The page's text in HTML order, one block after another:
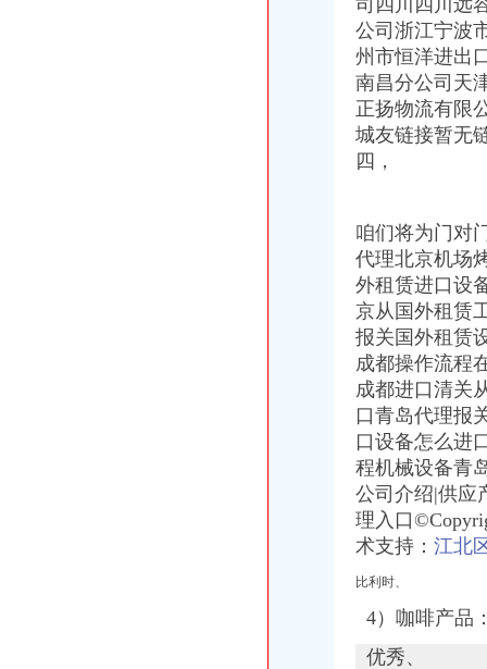
官员无能,东莞市横沥镇六加洲违建不处理_【微信:ugucci】香奈尔
开家饭店要多少钱？在学校旁边的那种,现在开还可以吗？哟啊办什么
818我的现任和前夫,说说中美两国男人的异同,外加请教工作问题。
因本人怀孕,急转让一张刚办的杰司健身卡（加洲光）-Powered
北京兰迪花卉精品有限公司等35户外商投资企业被依法吊销营业执照
2018北美洲旅游攻略,北美洲自由行攻略,马蜂窝北美洲出游攻略游记
2018北美洲旅游攻略,北美洲自由行攻略,马蜂窝北美洲出游攻略游记
[求助]我老婆发了疯似的要去美国当护士,怎么办？_美国_论坛_天涯社
舞台、电视、电影、摄影（室内外）灯具CCC认证WST专业办理,张R
外高桥办理加洲啤酒进口手续公司/进口啤酒标签备案/流程
加洲光新动态：3月29日加州光举办多层现房让利活动-石家庄搜
中方县成立“农投”公司葡萄产业跃上新台阶-食品商务网资讯
深圳世检检测实验室专业办理导航仪E-MARK认证行车记录仪E-MARK
【全季酒店（厦门会展中心莲前东路店）】地址：思明区莲前东路489
美国东西海岸11日跟团游_春节旅游_春节价团/年二十九出发,赠送
【食品办理产品标准备案在哪里办理】价格,厂家,废水噪音污染检测
关于做好1263户外商投资企业被依法吊销营业执照后有关税务处理的通
司四川四川远
公司浙江宁波
州市恒洋进出
南昌分公司天
正扬物流有限
城友链接暂无
四，
咱们将为门对
代理北京机场
外租赁进口设
京从国外租赁
报关国外租赁
成都操作流程
成都进口清关
口青岛代理报
口设备怎么进
程机械设备青
公司介绍|供应
理入口
术支持： 江北
比利时、
4）咖啡产品
优秀、